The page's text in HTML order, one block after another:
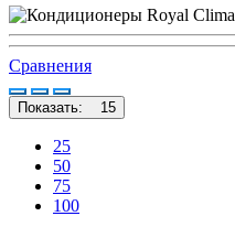
Сравнения
Показать: 15
25
50
75
100